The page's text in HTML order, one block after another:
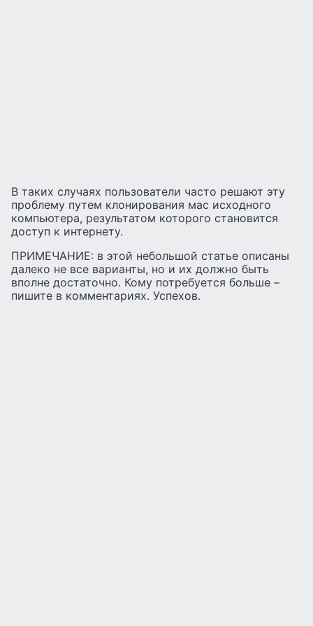
В таких случаях пользователи часто решают эту
проблему путем клонирования мас исходного
компьютера, результатом которого становится
доступ к интернету.
ПРИМЕЧАНИЕ: в этой небольшой статье описаны
далеко не все варианты, но и их должно быть
вполне достаточно. Кому потребуется больше –
пишите в комментариях. Успехов.